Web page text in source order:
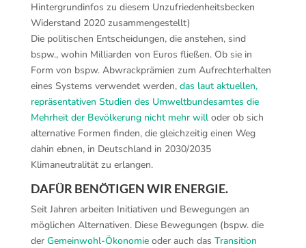
Hintergrundinfos zu diesem Unzufriedenheitsbecken
Widerstand 2020 zusammengestellt)
Die politischen Entscheidungen, die anstehen, sind
bspw., wohin Milliarden von Euros fließen. Ob sie in
Form von bspw. Abwrackprämien zum Aufrechterhalten
eines Systems verwendet werden, das laut aktuellen,
repräsentativen Studien des Umweltbundesamtes die
Mehrheit der Bevölkerung nicht mehr willoder ob sich
alternative Formen finden, die gleichzeitig einen Weg
dahin ebnen, in Deutschland in 2030/2035
Klimaneutralität zu erlangen.
DAFÜR BENÖTIGEN WIR ENERGIE.
Seit Jahren arbeiten Initiativen und Bewegungen an
möglichen Alternativen. Diese Bewegungen (bspw. die
der Gemeinwohl-Ökonomieoder auch das Transition